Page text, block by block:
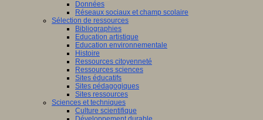
Données
Réseaux sociaux et champ scolaire
Sélection de ressources
Bibliographies
Education artistique
Education environnementale
Histoire
Ressources citoyenneté
Ressources sciences
Sites éducatifs
Sites pédagogiques
Sites ressources
Sciences et techniques
Culture scientifique